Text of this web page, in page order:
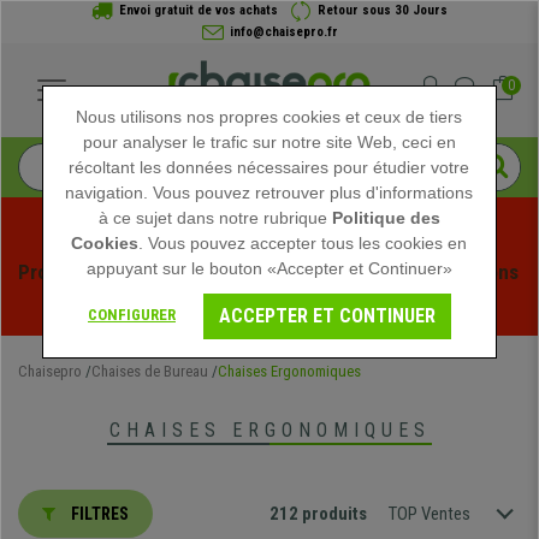
Envoi gratuit de vos achats
Retour sous 30 Jours
info@chaisepro.fr
0
Profitez des soldes d'été chez Chaisepro ! Des réductions
exclusives pour une durée limitée - Voir l'offre
Chaisepro Chaises de Bureau Chaises Ergonomiques
CHAISES ERGONOMIQUES
FILTRES 212 produits TOP Ventes
Nous utilisons nos propres cookies et ceux de tiers
pour analyser le trafic sur notre site Web, ceci en
récoltant les données nécessaires pour étudier votre
navigation. Vous pouvez retrouver plus d'informations
à ce sujet dans notre rubrique Politique des
Cookies . Vous pouvez accepter tous les cookies en
appuyant sur le bouton «Accepter et Continuer»
CONFIGURER ACCEPTER ET CONTINUER